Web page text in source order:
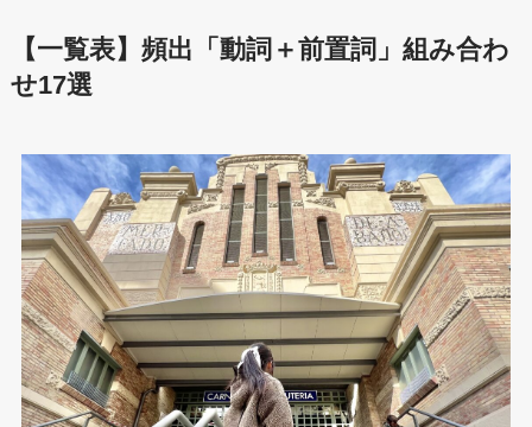
【一覧表】頻出「動詞＋前置詞」組み合わ
せ17選